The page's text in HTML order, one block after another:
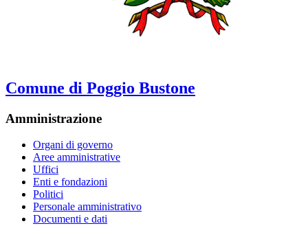
Comune di Poggio Bustone
Amministrazione
Organi di governo
Aree amministrative
Uffici
Enti e fondazioni
Politici
Personale amministrativo
Documenti e dati